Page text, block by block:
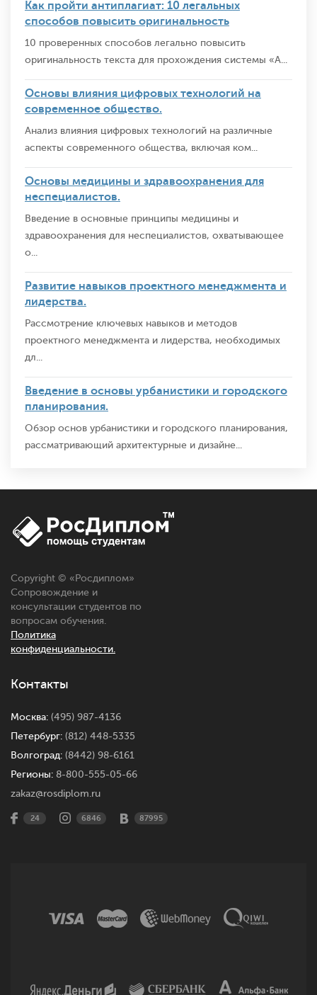
Как пройти антиплагиат: 10 легальных
способов повысить оригинальность
10 проверенных способов легально повысить
оригинальность текста для прохождения системы «А...
Основы влияния цифровых технологий на
современное общество.
Анализ влияния цифровых технологий на различные
аспекты современного общества, включая ком...
Основы медицины и здравоохранения для
неспециалистов.
Введение в основные принципы медицины и
здравоохранения для неспециалистов, охватывающее
о...
Развитие навыков проектного менеджмента и
лидерства.
Рассмотрение ключевых навыков и методов
проектного менеджмента и лидерства, необходимых
дл...
Введение в основы урбанистики и городского
планирования.
Обзор основ урбанистики и городского планирования,
рассматривающий архитектурные и дизайне...
Copyright © «Росдиплом»
Сопровождение и
консультации студентов по
вопросам обучения.
Политика
конфиденциальности.
Контакты
Москва: (495) 987-4136
Петербург: (812) 448-5335
Волгоград: (8442) 98-6161
Регионы: 8-800-555-05-66
zakaz@rosdiplom.ru
24 6846 87995